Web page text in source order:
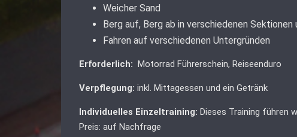
Weicher Sand
Berg auf, Berg ab in verschiedenen
Fahren auf verschiedenen Untergründen
Erforderlich: Motorrad Führerschein, Reiseenduro
Verpflegung: inkl. Mittagessen und ein Getränk
Individuelles Einzeltraining: Dieses Training führen
Preis: auf Nachfrage